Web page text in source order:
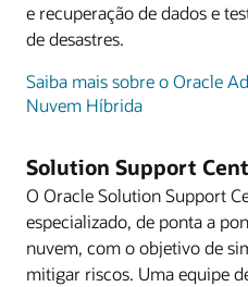
e recuperação de dados e
de desastres.
Saiba mais sobre o Oracle
Nuvem Híbrida
Solution Support
O Oracle Solution Support
especializado, de ponta a
nuvem, com o objetivo de
mitigar riscos. Uma equipe